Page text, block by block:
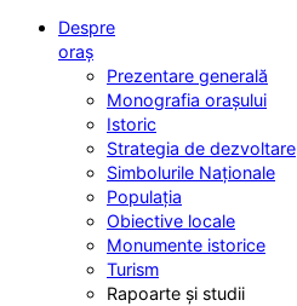
Despre
oraș
Prezentare generală
Monografia orașului
Istoric
Strategia de dezvoltare
Simbolurile Naționale
Populația
Obiective locale
Monumente istorice
Turism
Rapoarte și studii